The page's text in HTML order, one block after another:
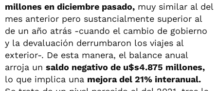
millones en diciembre pasado, muy similar al del
mes anterior pero sustancialmente superior al
de un año atrás -cuando el cambio de gobierno
y la devaluación derrumbaron los viajes al
exterior-. De esta manera, el balance anual
arroja un saldo negativo de u$s4.875 millones,
lo que implica una mejora del 21% interanual.